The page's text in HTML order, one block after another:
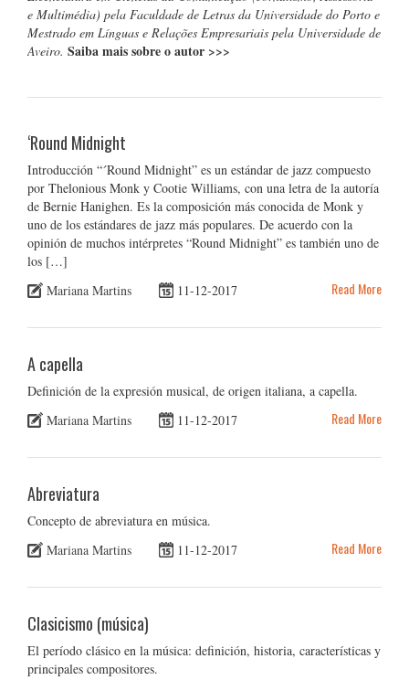
e Multimédia) pela Faculdade de Letras da Universidade do Porto e
Mestrado em Línguas e Relações Empresariais pela Universidade de
Aveiro. Saiba mais sobre o autor >>>
‘Round Midnight
Introducción “´Round Midnight” es un estándar de jazz compuesto
por Thelonious Monk y Cootie Williams, con una letra de la autoría
de Bernie Hanighen. Es la composición más conocida de Monk y
uno de los estándares de jazz más populares. De acuerdo con la
opinión de muchos intérpretes “Round Midnight” es también uno de
los […]
Mariana Martins
11-12-2017 Read More
A capella
Definición de la expresión musical, de origen italiana, a capella.
Mariana Martins
11-12-2017 Read More
Abreviatura
Concepto de abreviatura en música.
Mariana Martins
11-12-2017 Read More
Clasicismo (música)
El período clásico en la música: definición, historia, características y
principales compositores.